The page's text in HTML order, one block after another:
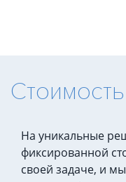
Стоимость
На уникальные
фиксированной
своей задаче, и